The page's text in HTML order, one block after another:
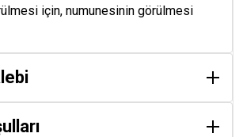
için, numunesinin görülmesi